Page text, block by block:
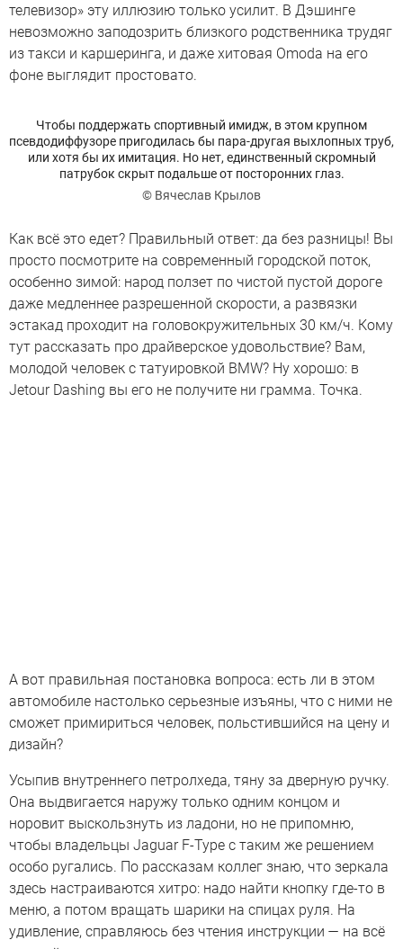
телевизор» эту иллюзию только усилит. В Дэшинге
невозможно заподозрить близкого родственника трудяг
из такси и каршеринга, и даже хитовая Omoda на его
фоне выглядит простовато.
Чтобы поддержать спортивный имидж, в этом крупном
псевдодиффузоре пригодилась бы пара-другая выхлопных труб,
или хотя бы их имитация. Но нет, единственный скромный
патрубок скрыт подальше от посторонних глаз.
© Вячеслав Крылов
Как всё это едет? Правильный ответ: да без разницы! Вы
просто посмотрите на современный городской поток,
особенно зимой: народ ползет по чистой пустой дороге
даже медленнее разрешенной скорости, а развязки
эстакад проходит на головокружительных 30 км/ч. Кому
тут рассказать про драйверское удовольствие? Вам,
молодой человек с татуировкой BMW? Ну хорошо: в
Jetour Dashing вы его не получите ни грамма. Точка.
А вот правильная постановка вопроса: есть ли в этом
автомобиле настолько серьезные изъяны, что с ними не
сможет примириться человек, польстившийся на цену и
дизайн?
Усыпив внутреннего петролхеда, тяну за дверную ручку.
Она выдвигается наружу только одним концом и
норовит выскользнуть из ладони, но не припомню,
чтобы владельцы Jaguar F-Type с таким же решением
особо ругались. По рассказам коллег знаю, что зеркала
здесь настраиваются хитро: надо найти кнопку где-то в
меню, а потом вращать шарики на спицах руля. На
удивление, справляюсь без чтения инструкции — на всё